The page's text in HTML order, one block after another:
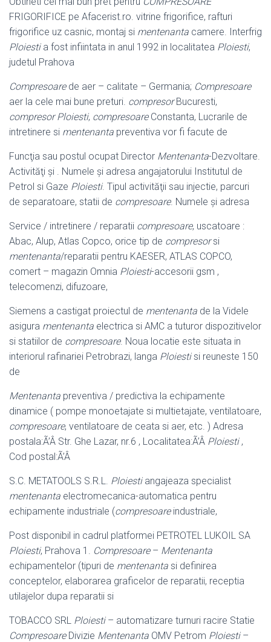
FRIGORIFICE pe Afacerist.ro. vitrine frigorifice, rafturi
frigorifice uz casnic, montaj si mentenanta camere. Interfrig
Ploiestia fost infiintata in anul 1992 in localitatea Ploiesti,
judetul Prahova
Compresoarede aer – calitate – Germania; Compresoare
aer la cele mai bune preturi. compresorBucuresti,
compresor Ploiesti, compresoareConstanta, Lucrarile de
intretinere si mentenanta preventiva vor fi facute de
Funcţia sau postul ocupat Director Mentenanta-Dezvoltare.
Activităţi şi . Numele şi adresa angajatorului Institutul de
Petrol si Gaze Ploiesti. Tipul activităţii sau injectie, parcuri
de separatoare, statii de compresoare. Numele şi adresa
Service / intretinere / reparatii compresoare, uscatoare :
Abac, Alup, Atlas Copco, orice tip de compresorsi
mentenanta/reparatii pentru KAESER, ATLAS COPCO,
comert – magazin Omnia Ploiesti-accesorii gsm ,
telecomenzi, difuzoare,
Siemens a castigat proiectul de mentenanta de la Videle
asigura mentenanta electrica si AMC a tuturor dispozitivelor
si statiilor de compresoare. Noua locatie este situata in
interiorul rafinariei Petrobrazi, langa Ploiestisi reuneste 150
de
Mentenanta preventiva / predictiva la echipamente
dinamice ( pompe monoetajate si multietajate, ventilatoare,
compresoare, ventilatoare de ceata si aer, etc. ) Adresa
postala:Ã’Â Str. Ghe Lazar, nr.6 , Localitatea:Ã’Â Ploiesti,
Cod postal:Ã’Â
S.C. METATOOLS S.R.L. Ploiestiangajeaza specialist
mentenanta electromecanica-automatica pentru
echipamente industriale (compresoareindustriale,
Post disponibil in cadrul platformei PETROTEL LUKOIL SA
Ploiesti, Prahova 1. Compresoare– Mentenanta
echipamentelor (tipuri de mentenanta si definirea
conceptelor, elaborarea graficelor de reparatii, receptia
utilajelor dupa reparatii si
TOBACCO SRL Ploiesti– automatizare turnuri racire Statie
CompresoareDivizie Mentenanta OMV Petrom Ploiesti–